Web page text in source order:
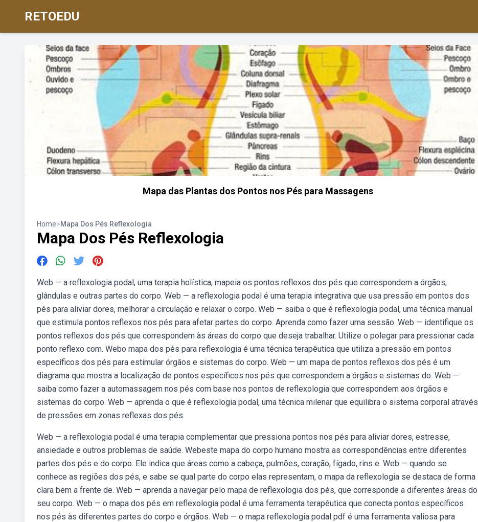
RETOEDU
Mapa das Plantas dos Pontos nos Pés para Massagens
Home>Mapa Dos Pés Reflexologia
Mapa Dos Pés Reflexologia
Web — a reflexologia podal, uma terapia holística, mapeia os pontos reflexos dos pés que correspondem a órgãos,
glândulas e outras partes do corpo. Web — a reflexologia podal é uma terapia integrativa que usa pressão em pontos dos
pés para aliviar dores, melhorar a circulação e relaxar o corpo. Web — saiba o que é reflexologia podal, uma técnica manual
que estimula pontos reflexos nos pés para afetar partes do corpo. Aprenda como fazer uma sessão. Web — identifique os
pontos reflexos dos pés que correspondem às áreas do corpo que deseja trabalhar. Utilize o polegar para pressionar cada
ponto reflexo com. Webo mapa dos pés para reflexologia é uma técnica terapêutica que utiliza a pressão em pontos
específicos dos pés para estimular órgãos e sistemas do corpo. Web — um mapa de pontos reflexos dos pés é um
diagrama que mostra a localização de pontos específicos nos pés que correspondem a órgãos e sistemas do. Web —
saiba como fazer a automassagem nos pés com base nos pontos de reflexologia que correspondem aos órgãos e
sistemas do corpo. Web — aprenda o que é reflexologia podal, uma técnica milenar que equilibra o sistema corporal através
de pressões em zonas reflexas dos pés.
Web — a reflexologia podal é uma terapia complementar que pressiona pontos nos pés para aliviar dores, estresse,
ansiedade e outros problemas de saúde. Webeste mapa do corpo humano mostra as correspondências entre diferentes
partes dos pés e do corpo. Ele indica que áreas como a cabeça, pulmões, coração, fígado, rins e. Web — quando se
conhece as regiões dos pés, e sabe se qual parte do corpo elas representam, o mapa da reflexologia se destaca de forma
clara bem a frente de. Web — aprenda a navegar pelo mapa de reflexologia dos pés, que corresponde a diferentes áreas do
seu corpo. Web — o mapa dos pés em reflexologia podal é uma ferramenta terapêutica que conecta pontos específicos
nos pés às diferentes partes do corpo e órgãos. Web — o mapa reflexologia podal pdf é uma ferramenta valiosa para